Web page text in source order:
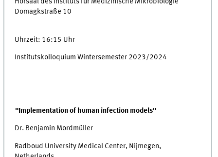
Hörsaal des Instituts für Medizinische Mikrobiologie
Domagkstraße 10
Uhrzeit: 16:15 Uhr
Institutskolloquium Wintersemester 2023/2024
"Implementation of human infection models"
Dr. Benjamin Mordmüller
Radboud University Medical Center, Nijmegen,